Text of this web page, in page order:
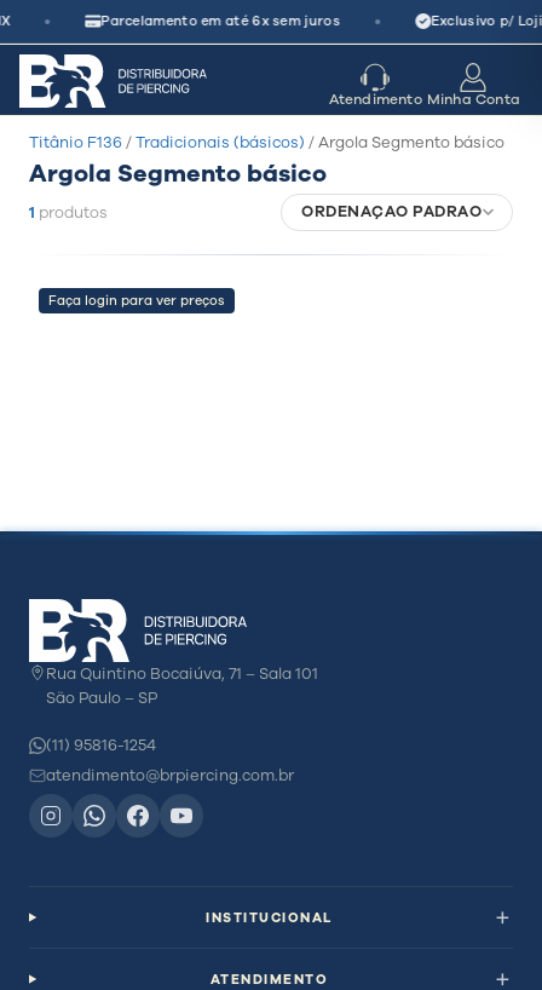
Pular
para
conteúdo
• Parcelamento em até 6x sem juros • Exclusivo p/
de crescimento
Atendimento Minha Conta
Titânio F136 /Tradicionais (básicos) / Argola Segmento básico
Argola Segmento básico
1 produtos ORDENAÇÃO PADRÃO
Faça login para ver preços
Rua Quintino Bocaiúva, 71 – Sala 101
São Paulo – SP
(11) 95816-1254
atendimento@brpiercing.com.br
INSTITUCIONAL
ATENDIMENTO